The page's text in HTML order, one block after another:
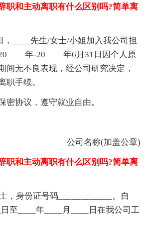
职和主动离职有什么区别吗?简单离
，____先生/女士/小姐加入我公司担
年-20____年6月31日因个人原
间无不良表现，经公司研究决定，
职手续。
密协议，遵守就业自由。
公司名称(加盖公章)
职和主动离职有什么区别吗?简单离
，身份证号码____________。自
日至____年____月____日在我公司工